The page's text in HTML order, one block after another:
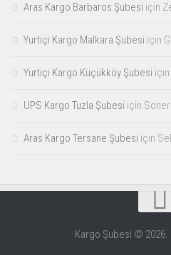
Aras Kargo Barbaros Şubesi için
Yurtiçi Kargo Malkara Şubesi için
Yurtiçi Kargo Küçükköy Şubesi için
UPS Kargo Tuzla Şubesi için Soner
Aras Kargo Tersane Şubesi için
Kargo Şubesi © 2026.